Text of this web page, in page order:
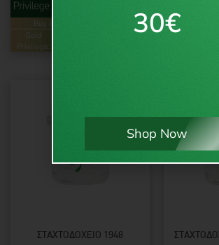
Buy & Earn
Gold
Privilege:
13
Gold
ΣΤΑΧΤΟΔΟΧΕΊΟ 1948
30€
Shop Now